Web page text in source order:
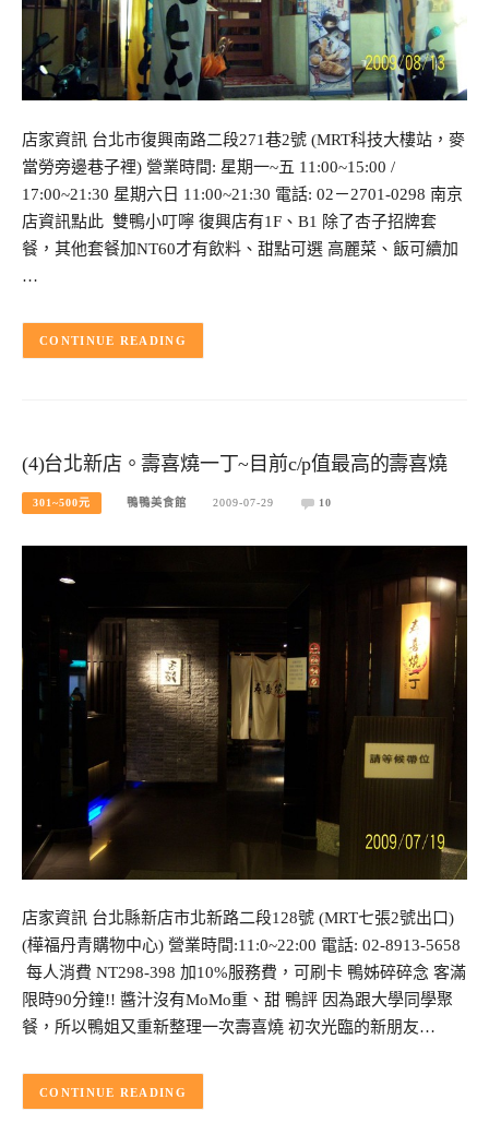
店家資訊 台北市復興南路二段271巷2號 (MRT科技大樓站，麥
當勞旁邊巷子裡) 營業時間: 星期一~五 11:00~15:00 /
17:00~21:30 星期六日 11:00~21:30 電話: 02－2701-0298 南京
店資訊點此 雙鴨小叮嚀 復興店有1F、B1 除了杏子招牌套
餐，其他套餐加NT60才有飲料、甜點可選 高麗菜、飯可續加
…
CONTINUE READING
(4)台北新店。壽喜燒一丁~目前c/p值最高的壽喜燒
301~500元 鴨鴨美食館 2009-07-29 10
店家資訊 台北縣新店市北新路二段128號 (MRT七張2號出口)
(樺福丹青購物中心) 營業時間:11:0~22:00 電話: 02-8913-5658
每人消費 NT298-398 加10%服務費，可刷卡 鴨姊碎碎念 客滿
限時90分鐘!! 醬汁沒有MoMo重、甜 鴨評 因為跟大學同學聚
餐，所以鴨姐又重新整理一次壽喜燒 初次光臨的新朋友…
CONTINUE READING